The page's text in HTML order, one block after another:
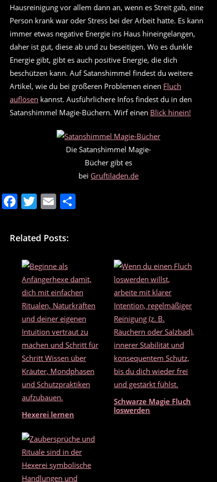
Hausreinigung vor allem dann an, wenn es Streit gab, eine
Person krank war oder Stress bei der Arbeit hatte. Es kann
immer etwas negative Energie ins Haus hineingelangen,
daher ist gut, diese ab und zu beseitigen. Wo es dunkle
Energie gibt, gibt es auch positive Energie, die dich
beschützen kann. Auf Satanshimmel findest du weitere
Artikel, wie du bei größeren Problemen einen Fluch
auflösen kannst. Ausführlichere Infos findest du in den
Satanshimmel Magie-Büchern. Wirf einen Blick hinein!
Die Satanshimmel Magie-
Bücher gibt es
bei Gruftiladen.de
F
a
c
e
b
o
o
k
T
w
itt
er
E
m
ai
l
Related Posts:
Hexerei lernen
Schwarze Magie Fluch
loswerden